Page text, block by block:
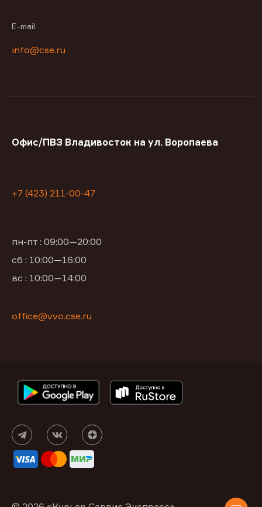
E-mail
info@cse.ru
Офис/ПВЗ Владивосток на ул. Воропаева
+7 (423) 211-00-47
пн-пт : 09:00—20:00
сб : 10:00—16:00
вс : 10:00—14:00
office@vvo.cse.ru